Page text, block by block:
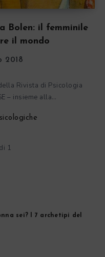
Bolen: il femminile
il mondo
2018
Rivista di Psicologia
– insieme alla…
1
sei? I 7 archetipi del